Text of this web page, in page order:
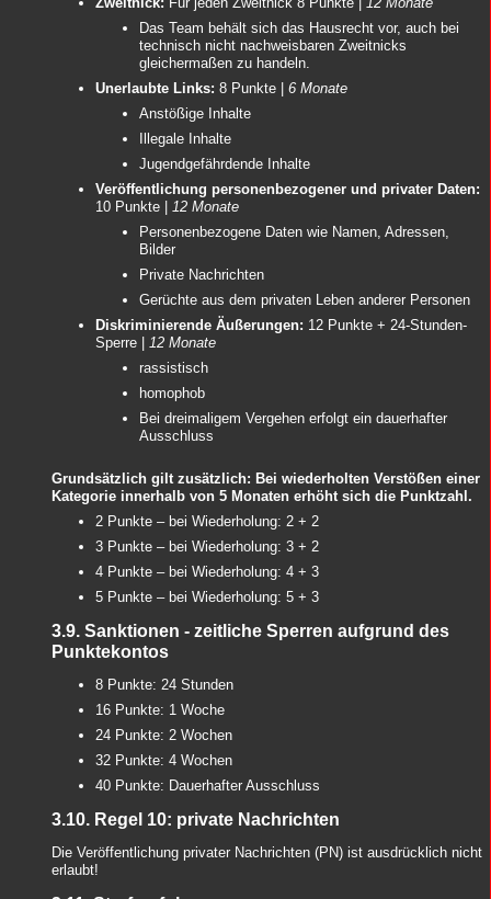
Das Team behält sich das Hausrecht vor, auch bei
technisch nicht nachweisbaren Zweitnicks
gleichermaßen zu handeln.
Unerlaubte Links: 8 Punkte | 6 Monate
Anstößige Inhalte
Illegale Inhalte
Jugendgefährdende Inhalte
Veröffentlichung personenbezogener und privater Daten:
10 Punkte |
12 Monate
Personenbezogene Daten wie Namen, Adressen,
Bilder
Private Nachrichten
Gerüchte aus dem privaten Leben anderer Personen
Diskriminierende Äußerungen: 12 Punkte + 24-Stunden-
Sperre |
12 Monate
rassistisch
homophob
Bei dreimaligem Vergehen erfolgt ein dauerhafter
Ausschluss
Grundsätzlich gilt zusätzlich: Bei wiederholten Verstößen einer
Kategorie innerhalb von 5 Monaten erhöht sich die Punktzahl.
2 Punkte – bei Wiederholung: 2 + 2
3 Punkte – bei Wiederholung: 3 + 2
4 Punkte – bei Wiederholung: 4 + 3
5 Punkte – bei Wiederholung: 5 + 3
3.9. Sanktionen - zeitliche Sperren aufgrund des
Punktekontos
8 Punkte: 24 Stunden
16 Punkte: 1 Woche
24 Punkte: 2 Wochen
32 Punkte: 4 Wochen
40 Punkte: Dauerhafter Ausschluss
3.10. Regel 10: private Nachrichten
Die Veröffentlichung privater Nachrichten (PN) ist ausdrücklich nicht
erlaubt!